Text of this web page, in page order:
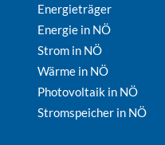
Energieträger
Energie in NÖ
Strom in NÖ
Wärme in NÖ
Photovoltaik in NÖ
Stromspeicher in NÖ